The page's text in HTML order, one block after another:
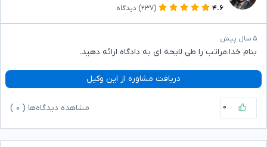
۴.۶
(۲۳۷) دیدگاه
۵ سال پیش
بنام خدا،مراتب را طی لایحه ای به دادگاه ارائه دهید.
دریافت مشاوره از این وکیل
۰ مشاهده دیدگاه‌ها ( ۰